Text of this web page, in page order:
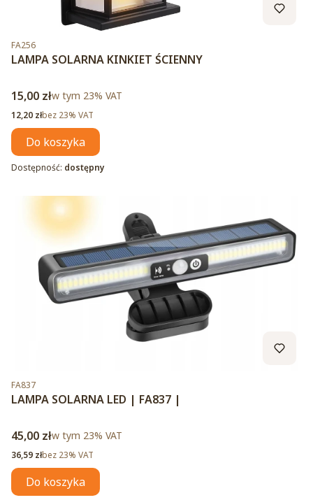
Kod produktu
FA256
LAMPA SOLARNA KINKIET ŚCIENNY
Cena brutto
15,00 złw tym %s VAT
w tym 23% VAT
Cena netto
12,20 złbez 23% VAT
Do koszyka
Dostępność: dostępny
Kod produktu
FA837
LAMPA SOLARNA LED | FA837 |
Cena brutto
45,00 złw tym %s VAT
w tym 23% VAT
Cena netto
36,59 złbez 23% VAT
Do koszyka